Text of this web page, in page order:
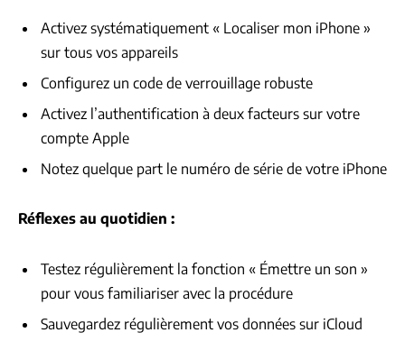
Activez systématiquement « Localiser mon iPhone »
sur tous vos appareils
Configurez un code de verrouillage robuste
Activez l’authentification à deux facteurs sur votre
compte Apple
Notez quelque part le numéro de série de votre iPhone
Réflexes au quotidien :
Testez régulièrement la fonction « Émettre un son »
pour vous familiariser avec la procédure
Sauvegardez régulièrement vos données sur iCloud